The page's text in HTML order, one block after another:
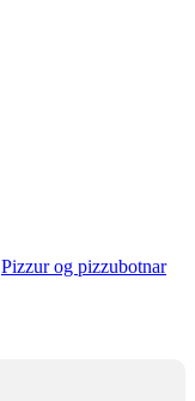
Pizzur og pizzubotnar